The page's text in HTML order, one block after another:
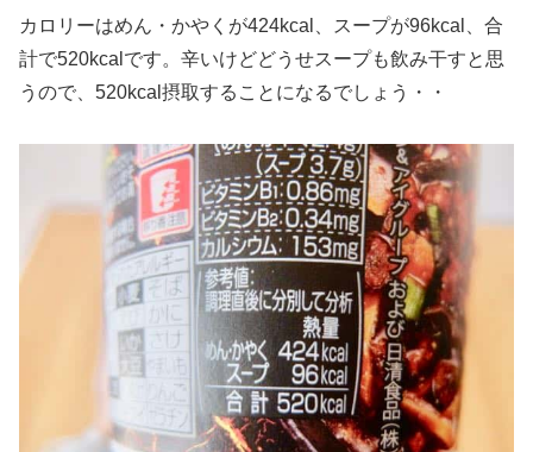
カロリーはめん・かやくが424kcal、スープが96kcal、合
計で520kcalです。辛いけどどうせスープも飲み干すと思
うので、520kcal摂取することになるでしょう・・